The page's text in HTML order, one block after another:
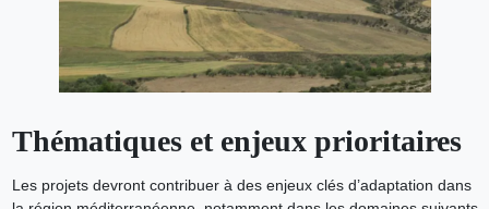
Thématiques et enjeux prioritaires
Les projets devront contribuer à des enjeux clés d’adaptation dans